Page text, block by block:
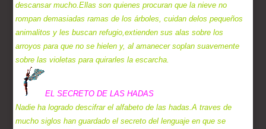
descansar mucho.Ellas son quienes procuran que la nieve no
rompan demasiadas ramas de los árboles, cuidan delos pequeños
animalitos y les buscan refugio,extienden sus alas sobre los
arroyos para que no se hielen y, al amanecer soplan suavemente
sobre las violetas para quirarles la escarcha.
EL SECRETO DE LAS HADAS
Nadie ha logrado descifrar el alfabeto de las hadas.A traves de
mucho siglos han guardado el secreto del lenguaje en que se